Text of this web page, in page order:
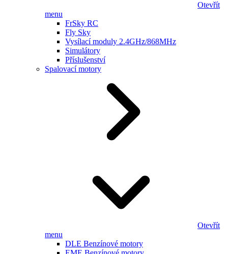
Otevřít
menu
FrSky RC
Fly Sky
Vysílací moduly 2.4GHz/868MHz
Simulátory
Příslušenství
Spalovací motory
Otevřít
menu
DLE Benzínové motory